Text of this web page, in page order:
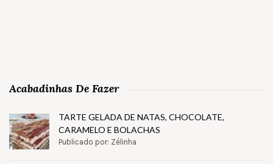
Acabadinhas De Fazer
TARTE GELADA DE NATAS, CHOCOLATE,
CARAMELO E BOLACHAS
Publicado por: Zélinha